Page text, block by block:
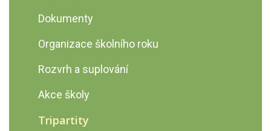
Dokumenty
Organizace školního roku
Rozvrh a suplování
Akce školy
Tripartity